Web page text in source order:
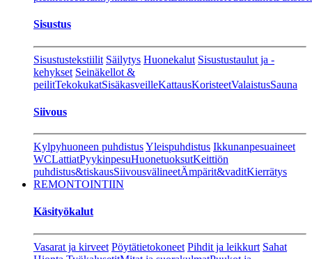
Sisustus
Sisustustekstiilit Säilytys Huonekalut Sisustustaulut ja -
kehykset Seinäkellot &
peilitTekokukatSisäkasveilleKattausKoristeetValaistusSauna
Siivous
Kylpyhuoneen puhdistusYleispuhdistus Ikkunanpesuaineet
WCLattiatPyykinpesuHuonetuoksutKeittiön
puhdistus&tiskausSiivousvälineetÄmpärit&vaditKierrätys
REMONTOINTIIN
Käsityökalut
Vasarat ja kirveet Pöytätietokoneet Pihdit ja leikkurt Sahat